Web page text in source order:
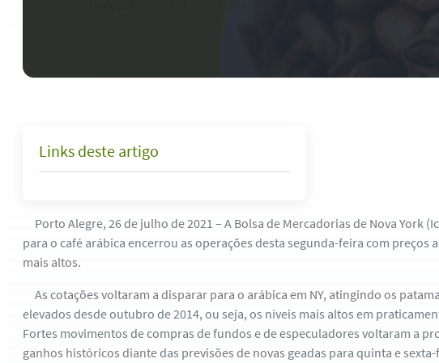
Links deste artigo
Porto Alegre, 26 de julho de 2021 – A Bolsa de Mercadorias de Nova York
para o café arábica encerrou as operações desta segunda-feira com preços
mais altos.
As cotações voltaram a disparar para o arábica em NY, atingindo os
elevados desde outubro de 2014, ou seja, os níveis mais altos em
Fortes movimentos de compras de fundos e de especuladores voltaram a
ganhos históricos diante das previsões de novas geadas para quinta e